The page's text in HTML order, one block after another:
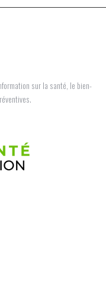
sur la santé, le bien-